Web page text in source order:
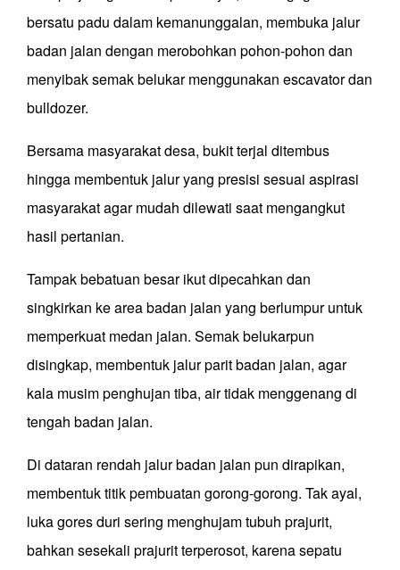
bersatu padu dalam kemanunggalan, membuka jalur
badan jalan dengan merobohkan pohon-pohon dan
menyibak semak belukar menggunakan escavator dan
bulldozer.
Bersama masyarakat desa, bukit terjal ditembus
hingga membentuk jalur yang presisi sesuai aspirasi
masyarakat agar mudah dilewati saat mengangkut
hasil pertanian.
Tampak bebatuan besar ikut dipecahkan dan
singkirkan ke area badan jalan yang berlumpur untuk
memperkuat medan jalan. Semak belukarpun
disingkap, membentuk jalur parit badan jalan, agar
kala musim penghujan tiba, air tidak menggenang di
tengah badan jalan.
Di dataran rendah jalur badan jalan pun dirapikan,
membentuk titik pembuatan gorong-gorong. Tak ayal,
luka gores duri sering menghujam tubuh prajurit,
bahkan sesekali prajurit terperosot, karena sepatu